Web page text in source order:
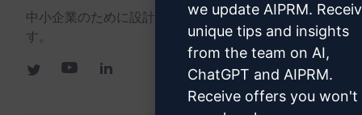
中小企業のために設計。大企業からも信頼されていま
す。
we update AIPRM.
unique tips and insights
from the team on AI,
ChatGPT and AIPRM.
Receive offers you won't